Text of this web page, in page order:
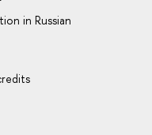
in Russian